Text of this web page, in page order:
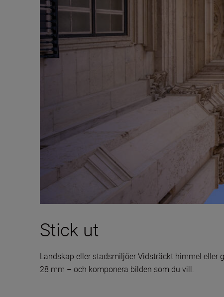
Stick ut
Landskap eller stadsmiljöer Vidsträckt himmel
28 mm – och komponera bilden som du vill.